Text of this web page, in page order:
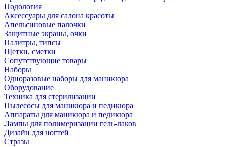
Подология
Аксессуары для салона красоты
Апельсиновые палочки
Защитные экраны, очки
Палитры, типсы
Щетки, сметки
Сопутствующие товары
Наборы
Одноразовые наборы для маникюра
Оборудование
Техника для стерилизации
Пылесосы для маникюра и педикюра
Аппараты для маникюра и педикюра
Лампы для полимеризации гель-лаков
Дизайн для ногтей
Стразы